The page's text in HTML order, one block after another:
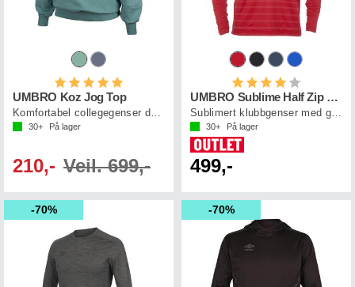
Karakter:
UMBRO Koz Jog Top
Komfortabel collegegenser dame
30+ På lager
210,- Veil. 699,-
Karakter:
UMBRO Sublime Half Zip 2 jr
Sublimert klubbgenser med glidelås
30+ På lager
499,-
70% 70%